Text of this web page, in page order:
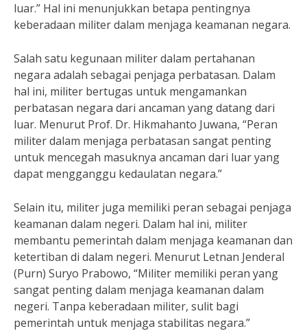
luar.” Hal ini menunjukkan betapa pentingnya
keberadaan militer dalam menjaga keamanan negara.
Salah satu kegunaan militer dalam pertahanan
negara adalah sebagai penjaga perbatasan. Dalam
hal ini, militer bertugas untuk mengamankan
perbatasan negara dari ancaman yang datang dari
luar. Menurut Prof. Dr. Hikmahanto Juwana, “Peran
militer dalam menjaga perbatasan sangat penting
untuk mencegah masuknya ancaman dari luar yang
dapat mengganggu kedaulatan negara.”
Selain itu, militer juga memiliki peran sebagai penjaga
keamanan dalam negeri. Dalam hal ini, militer
membantu pemerintah dalam menjaga keamanan dan
ketertiban di dalam negeri. Menurut Letnan Jenderal
(Purn) Suryo Prabowo, “Militer memiliki peran yang
sangat penting dalam menjaga keamanan dalam
negeri. Tanpa keberadaan militer, sulit bagi
pemerintah untuk menjaga stabilitas negara.”